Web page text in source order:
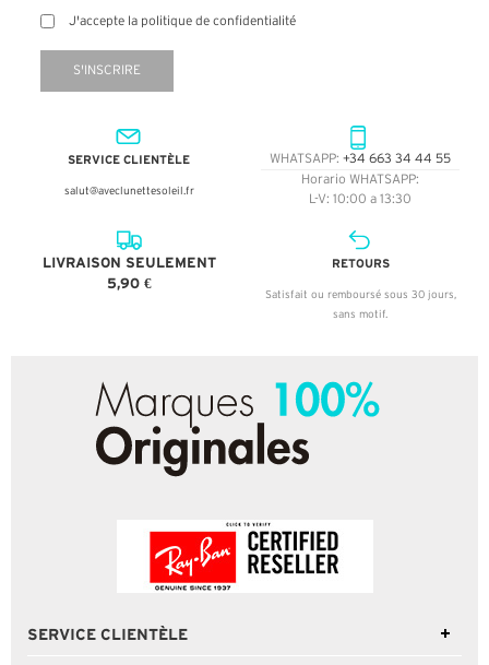
J'accepte la politique de confidentialité
S'INSCRIRE
SERVICE CLIENTÈLE
salut@aveclunettesoleil.fr
WHATSAPP: +34 663 34 44 55
Horario WHATSAPP:
L-V: 10:00 a 13:30
LIVRAISON SEULEMENT
5,90 €
RETOURS
Satisfait ou remboursé sous 30 jours,
sans motif.
SERVICE CLIENTÈLE